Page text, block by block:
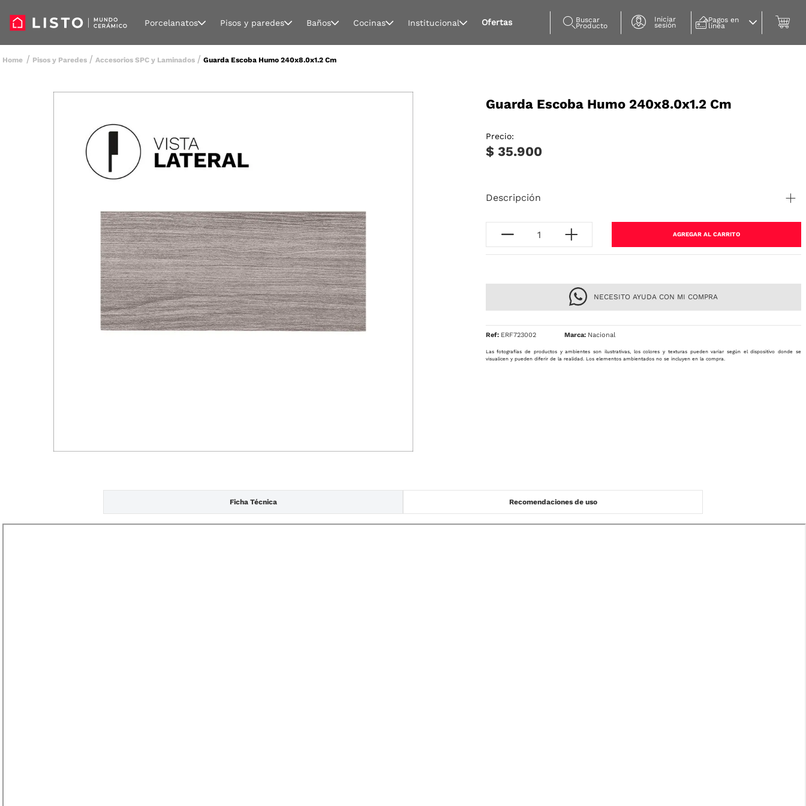
Porcelanatos Pisos y paredes Baños Cocinas Institucional Ofertas Buscar
Producto
Iniciar
sesión
Pagos en
línea
Pisos y Paredes Accesorios SPC y Laminados Guarda Escoba Humo 240x8.0x1.2 Cm
Guarda Escoba Humo 240x8.0x1.2 Cm
Precio:
$ 35.900
Descripción
AGREGAR AL CARRITO
NECESITO AYUDA CON MI COMPRA
Ref: ERF723002 Nacional
Las fotografías de productos y ambientes son ilustrativas, los colores y texturas pueden variar según el dispositivo donde se
visualicen y pueden diferir de la realidad. Los elementos ambientados no se incluyen en la compra.
Ficha Técnica Recomendaciones de uso